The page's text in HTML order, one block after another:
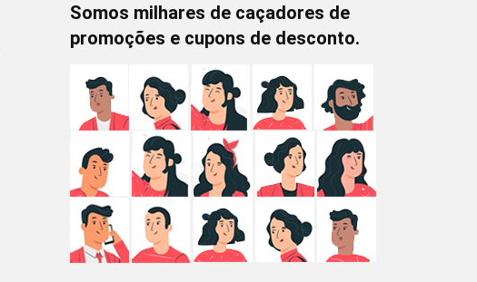
Somos milhares de caçadores de
promoções e cupons de desconto.